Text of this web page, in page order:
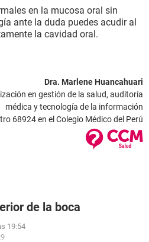
en la mucosa oral sin
ante la duda puedes acudir al
la cavidad oral.
Dra. Marlene Huancahuari
en gestión de la salud, auditoría
médica y tecnología de la información
68924 en el Colegio Médico del Perú
de la boca
19:54